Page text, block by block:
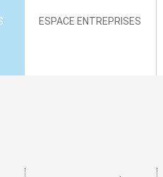
ESPACE ENTREPRISES